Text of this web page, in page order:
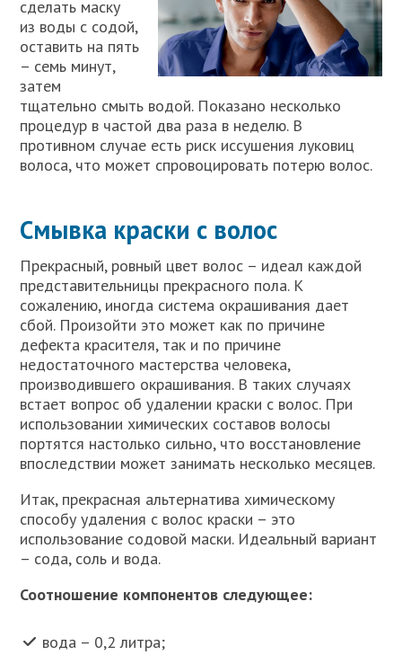
сделать маску
из воды с содой,
оставить на пять
– семь минут,
затем
тщательно смыть водой. Показано несколько
процедур в частой два раза в неделю. В
противном случае есть риск иссушения луковиц
волоса, что может спровоцировать потерю волос.
Смывка краски с волос
Прекрасный, ровный цвет волос – идеал каждой
представительницы прекрасного пола. К
сожалению, иногда система окрашивания дает
сбой. Произойти это может как по причине
дефекта красителя, так и по причине
недостаточного мастерства человека,
производившего окрашивания. В таких случаях
встает вопрос об удалении краски с волос. При
использовании химических составов волосы
портятся настолько сильно, что восстановление
впоследствии может занимать несколько месяцев.
Итак, прекрасная альтернатива химическому
способу удаления с волос краски – это
использование содовой маски. Идеальный вариант
– сода, соль и вода.
Соотношение компонентов следующее:
вода – 0,2 литра;